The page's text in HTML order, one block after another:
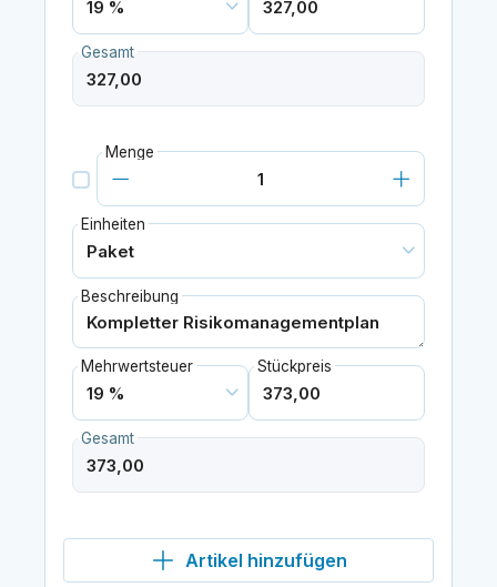
Gesamt
Menge
Einheiten
Beschreibung
Mehrwertsteuer Stückpreis
Gesamt
Artikel hinzufügen